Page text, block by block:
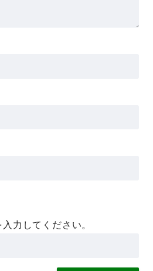
力してください。